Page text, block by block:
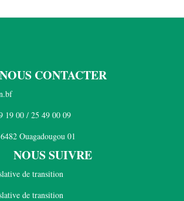
NOUS CONTACTER
19 00 / 25 49 00 09
Ouagadougou 01
NOUS SUIVRE
de transition
de transition